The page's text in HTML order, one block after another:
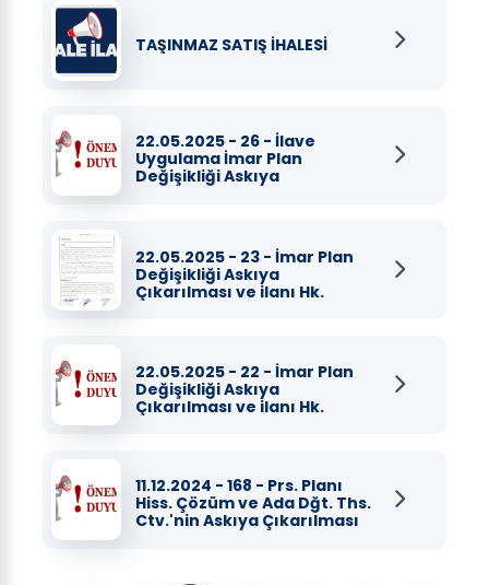
TAŞINMAZ SATIŞ İHALESİ
22.05.2025 - 26 - İlave
Uygulama İmar Plan
Değişikliği Askıya
Çıkarılması ve ilanı Hk.
22.05.2025 - 23 - İmar Plan
Değişikliği Askıya
Çıkarılması ve ilanı Hk.
22.05.2025 - 22 - İmar Plan
Değişikliği Askıya
Çıkarılması ve ilanı Hk.
11.12.2024 - 168 - Prs. Planı
Hiss. Çözüm ve Ada Dğt. Ths.
Ctv.'nin Askıya Çıkarılması